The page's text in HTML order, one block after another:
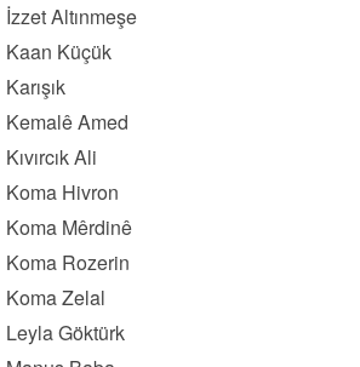
İzzet Altınmeşe
Kaan Küçük
Karışık
Kemalê Amed
Kıvırcık Ali
Koma Hivron
Koma Mêrdinê
Koma Rozerin
Koma Zelal
Leyla Göktürk